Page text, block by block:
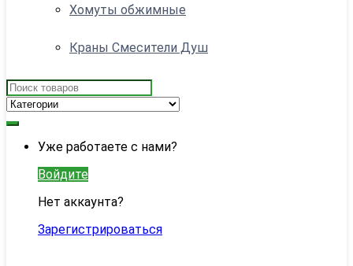
Хомуты обжимные
Краны Смесители Душ
Search
for:
Уже работаете с нами?
Войдите
Нет аккаунта?
Зарегистрироваться